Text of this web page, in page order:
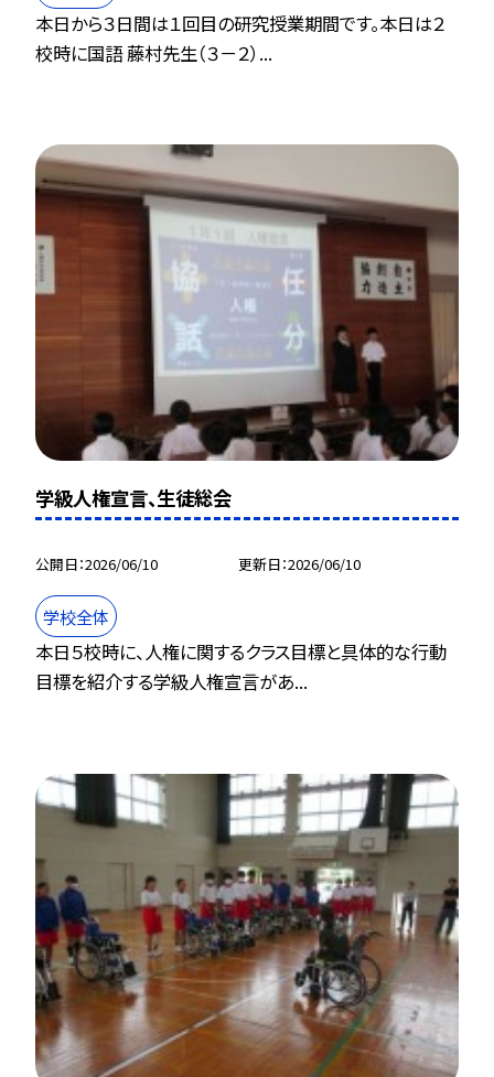
本日から３日間は１回目の研究授業期間です。本日は２
校時に国語 藤村先生（３－２）...
学級人権宣言、生徒総会
公開日 2026/06/10 更新日 2026/06/10
学校全体
本日５校時に、人権に関するクラス目標と具体的な行動
目標を紹介する学級人権宣言があ...